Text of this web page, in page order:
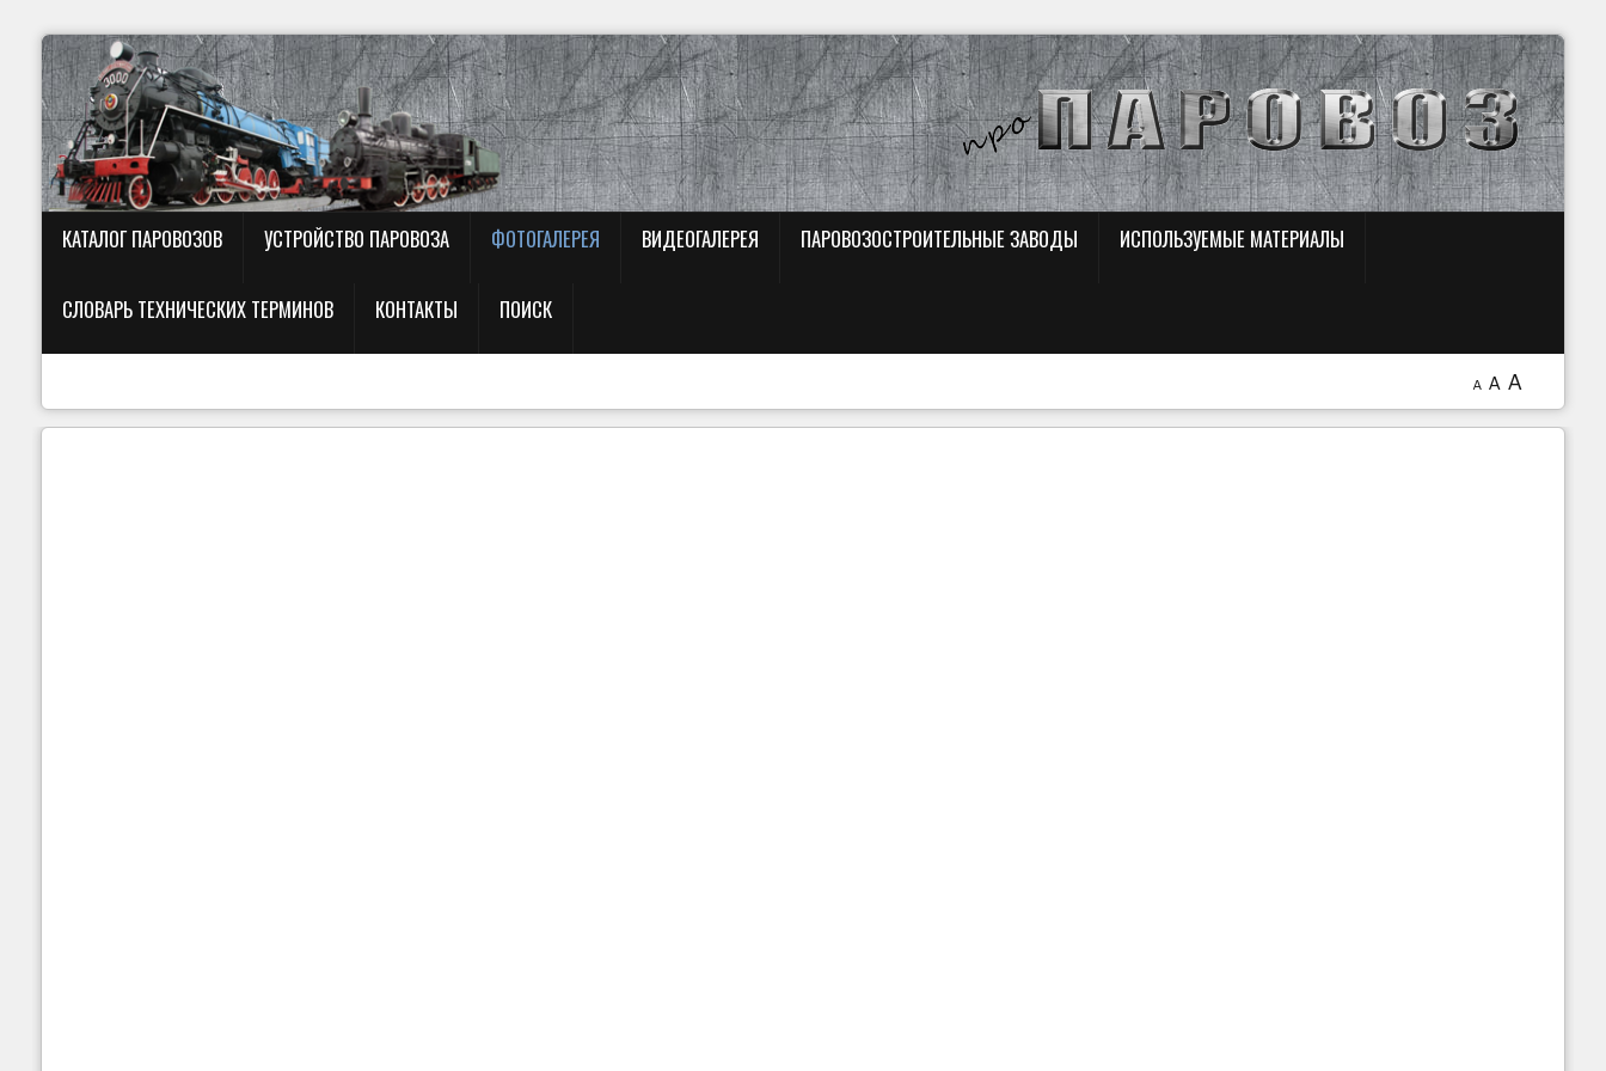
КАТАЛОГ ПАРОВОЗОВ УСТРОЙСТВО ПАРОВОЗА ФОТОГАЛЕРЕЯ ВИДЕОГАЛЕРЕЯ ПАРОВОЗОСТРОИТЕЛЬНЫЕ ЗАВОДЫ ИСПОЛЬЗУЕМЫЕ МАТЕРИАЛЫ
СЛОВАРЬ ТЕХНИЧЕСКИХ ТЕРМИНОВ КОНТАКТЫ ПОИСК
A A A